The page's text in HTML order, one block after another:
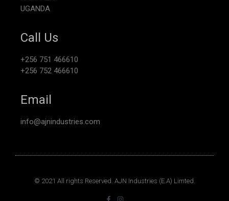
UGANDA
Call Us
+256 751 466610
+256 752 466610
Email
info@ajnindustries.com
© 2021 All rights Reserved. AJN Industries (E.A) Limted.